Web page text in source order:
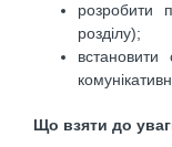
розробити
розділу);
встановити
Що взяти до